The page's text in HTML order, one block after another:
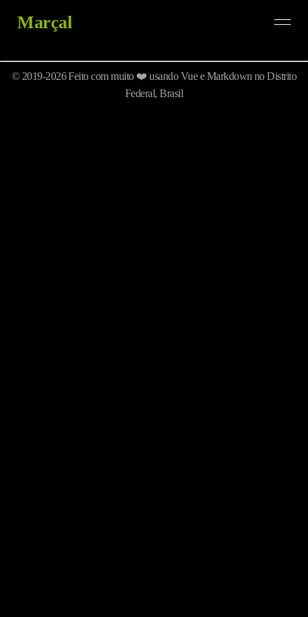
Marçal
© 2019-2026 Feito com muito ❤️ usando Vue e Markdown no Distrito
Federal, Brasil